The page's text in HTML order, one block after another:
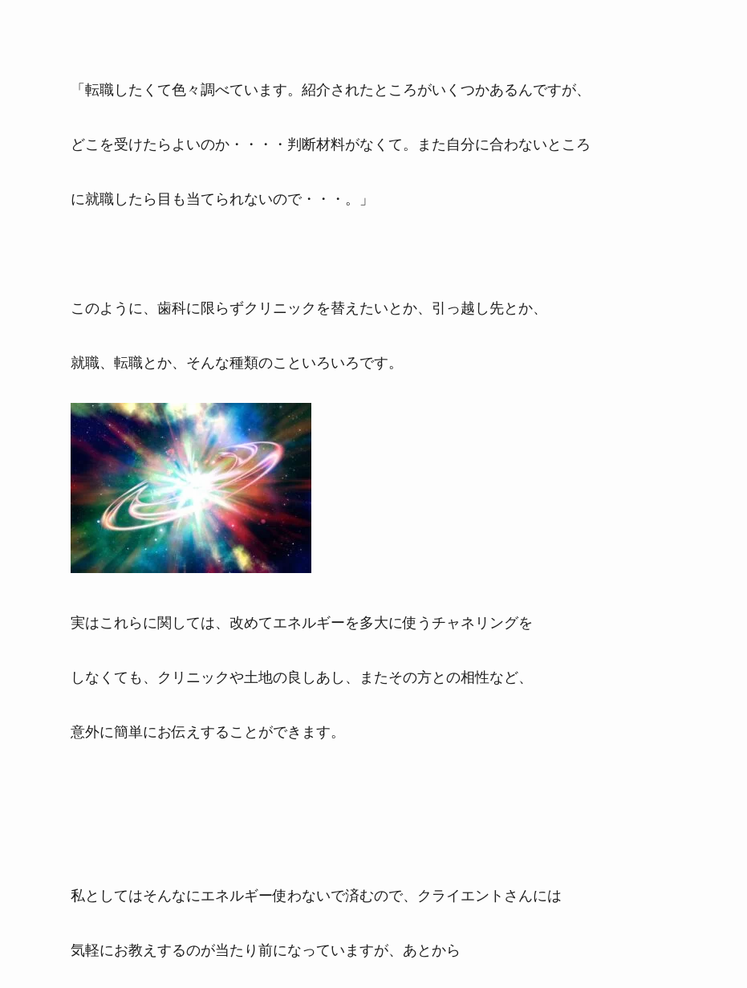
「転職したくて色々調べています。紹介されたところがいくつかあるんですが、
どこを受けたらよいのか・・・・判断材料がなくて。また自分に合わないところ
に就職したら目も当てられないので・・・。」
このように、歯科に限らずクリニックを替えたいとか、引っ越し先とか、
就職、転職とか、そんな種類のこといろいろです。
実はこれらに関しては、改めてエネルギーを多大に使うチャネリングを
しなくても、クリニックや土地の良しあし、またその方との相性など、
意外に簡単にお伝えすることができます。
私としてはそんなにエネルギー使わないで済むので、クライエントさんには
気軽にお教えするのが当たり前になっていますが、あとから